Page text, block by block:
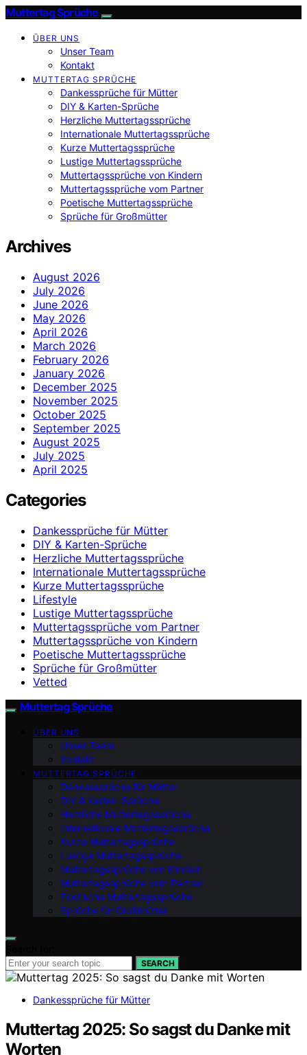
Muttertag Sprüche
ÜBER UNS
Unser Team
Kontakt
MUTTERTAG SPRÜCHE
Dankessprüche für Mütter
DIY & Karten-Sprüche
Herzliche Muttertagssprüche
Internationale Muttertagssprüche
Kurze Muttertagssprüche
Lustige Muttertagssprüche
Muttertagssprüche von Kindern
Muttertagssprüche vom Partner
Poetische Muttertagssprüche
Sprüche für Großmütter
Archives
August 2026
July 2026
June 2026
May 2026
April 2026
March 2026
February 2026
January 2026
December 2025
November 2025
October 2025
September 2025
August 2025
July 2025
April 2025
Categories
Dankessprüche für Mütter
DIY & Karten-Sprüche
Herzliche Muttertagssprüche
Internationale Muttertagssprüche
Kurze Muttertagssprüche
Lifestyle
Lustige Muttertagssprüche
Muttertagssprüche vom Partner
Muttertagssprüche von Kindern
Poetische Muttertagssprüche
Sprüche für Großmütter
Vetted
Muttertag Sprüche
ÜBER UNS
Unser Team
Kontakt
MUTTERTAG SPRÜCHE
Dankessprüche für Mütter
DIY & Karten-Sprüche
Herzliche Muttertagssprüche
Internationale Muttertagssprüche
Kurze Muttertagssprüche
Lustige Muttertagssprüche
Muttertagssprüche von Kindern
Muttertagssprüche vom Partner
Poetische Muttertagssprüche
Sprüche für Großmütter
SEARCH
Dankessprüche für Mütter
Muttertag 2025: So sagst du Danke mit
Worten